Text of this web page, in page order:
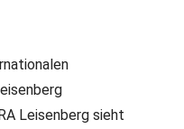
Leisenberg sieht